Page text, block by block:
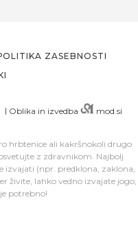
ZASEBNOSTI
| Oblika in izvedba mod.si
hrbtenice ali kakršnokoli drugo
z zdravnikom. Najbolj
izvajati (npr. predklona, zaklona,
živite, lahko vedno izvajate jogo,
potrebno!